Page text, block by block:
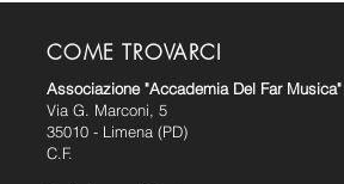
COME TROVARCI
Associazione "Accademia Del Far Musica"
Via G. Marconi, 5
35010 - Limena (PD)
C.F.